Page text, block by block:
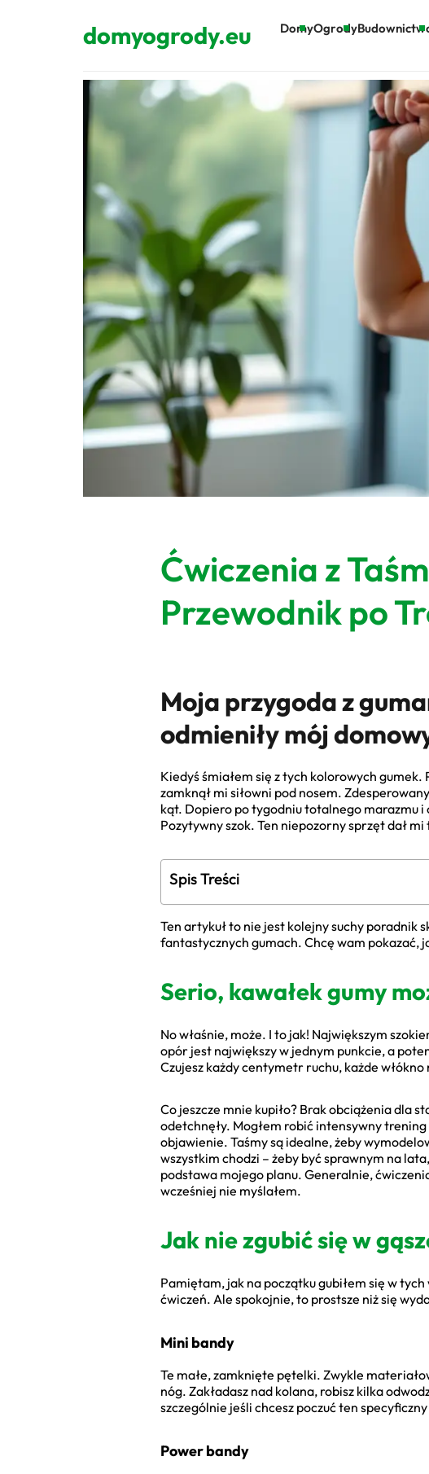
domyogrody.eu DomyOgrody
Ćwiczenia z
Przewodnik po
Moja przygoda z
odmieniły mój
Kiedyś śmiałem się z tych kolorowych
zamknął mi siłowni pod nosem.
kąt. Dopiero po tygodniu totalnego marazmu i
Pozytywny szok. Ten niepozorny sprzęt dał
Spis Treści
Ten artykuł to nie jest kolejny suchy poradnik
fantastycznych gumach. Chcę wam pokazać,
Serio, kawałek gumy
No właśnie, może. I to jak! Największym
opór jest największy w jednym punkcie, a
Czujesz każdy centymetr ruchu, każde
Co jeszcze mnie kupiło? Brak obciążenia dla
odetchnęły. Mogłem robić intensywny
objawienie. Taśmy są idealne, żeby
wszystkim chodzi – żeby być sprawnym na
podstawa mojego planu. Generalnie,
wcześniej nie myślałem.
Jak nie zgubić się w
Pamiętam, jak na początku gubiłem się w
ćwiczeń. Ale spokojnie, to prostsze niż się
Mini bandy
Te małe, zamknięte pętelki. Zwykle
nóg. Zakładasz nad kolana, robisz kilka
szczególnie jeśli chcesz poczuć ten
Power bandy